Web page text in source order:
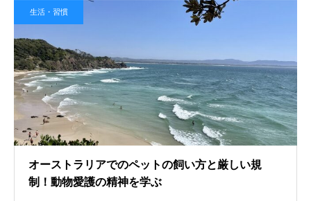
生活・習慣
オーストラリアでのペットの飼い方と厳しい規
制！動物愛護の精神を学ぶ